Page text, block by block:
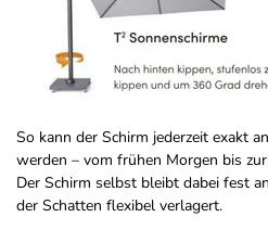
So kann der Schirm jederzeit exakt
werden – vom frühen Morgen bis
Der Schirm selbst bleibt dabei fest
der Schatten flexibel verlagert.